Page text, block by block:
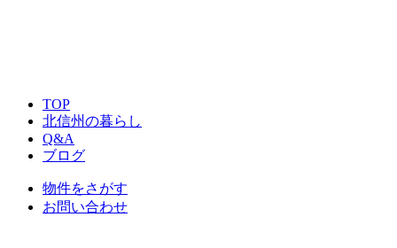
TOP
北信州の暮らし
Q&A
ブログ
物件をさがす
お問い合わせ